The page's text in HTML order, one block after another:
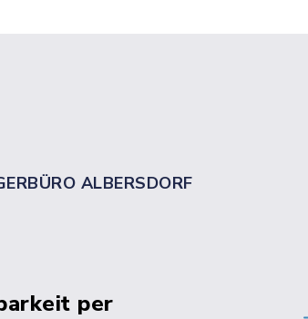
ALBERSDORF
per